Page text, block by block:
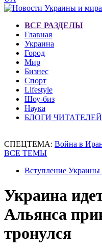
ВСЕ РАЗДЕЛЫ
Главная
Украина
Город
Мир
Бизнес
Спорт
Lifestyle
Шоу-биз
Наука
БЛОГИ ЧИТАТЕЛЕЙ
СПЕЦТЕМА: Война в
ВСЕ ТЕМЫ
Вступление
Украина
Альянса
тронулся